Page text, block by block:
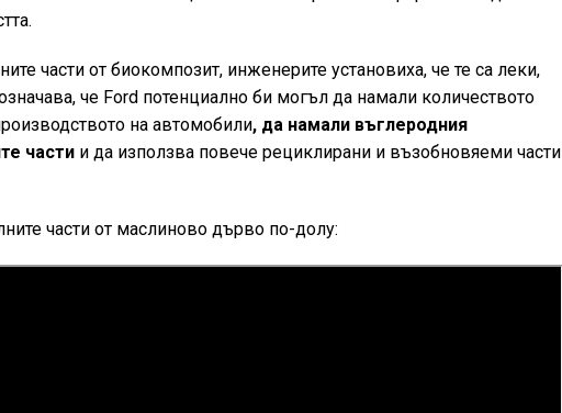
части от биокомпозит, инженерите установиха, че те са леки,
че Ford потенциално би могъл да намали количеството
на автомобили, да намали въглеродния
части и да използва повече рециклирани и възобновяеми части
части от маслиново дърво по-долу: